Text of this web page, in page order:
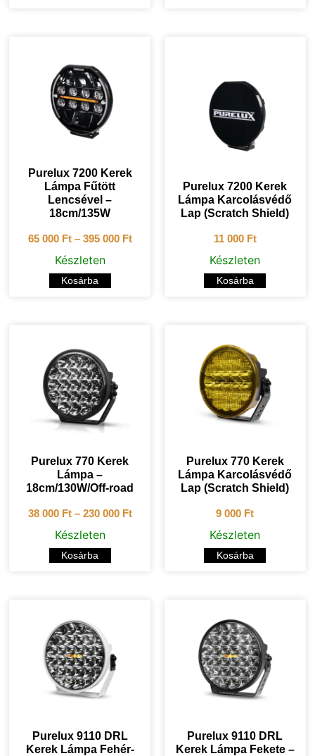
Purelux 7200 Kerek
Lámpa Fűtött
Lencsével –
18cm/135W
65 000 Ft– 395 000 Ft
Készleten
Kosárba
Purelux 7200 Kerek
Lámpa Karcolásvédő
Lap (Scratch Shield)
11 000 Ft
Készleten
Kosárba
Purelux 770 Kerek
Lámpa –
18cm/130W/Off-road
38 000 Ft– 230 000 Ft
Készleten
Kosárba
Purelux 770 Kerek
Lámpa Karcolásvédő
Lap (Scratch Shield)
9 000 Ft
Készleten
Kosárba
Purelux 9110 DRL
Kerek Lámpa Fehér-
Purelux 9110 DRL
Kerek Lámpa Fekete –